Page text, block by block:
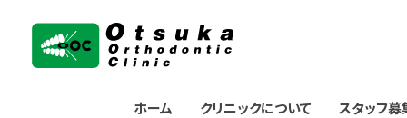
ホーム クリニックについて スタッフ募